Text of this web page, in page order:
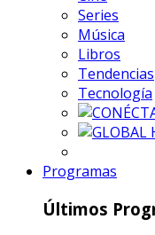
Series
Música
Libros
Tendencias
Tecnología
Programas
Últimos